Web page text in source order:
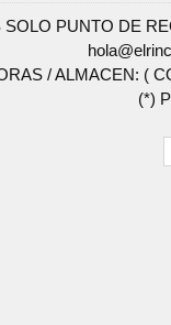
PUNTO DE
/ ALMACEN: (
(*)